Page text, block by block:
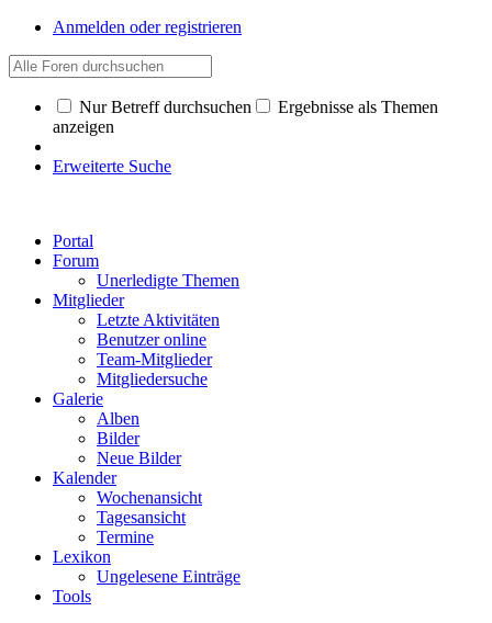
Anmelden oder registrieren
Nur Betreff durchsuchen
Ergebnisse als Themen
anzeigen
Erweiterte Suche
Portal
Forum
Unerledigte Themen
Mitglieder
Letzte Aktivitäten
Benutzer online
Team-Mitglieder
Mitgliedersuche
Galerie
Alben
Bilder
Neue Bilder
Kalender
Wochenansicht
Tagesansicht
Termine
Lexikon
Ungelesene Einträge
Tools